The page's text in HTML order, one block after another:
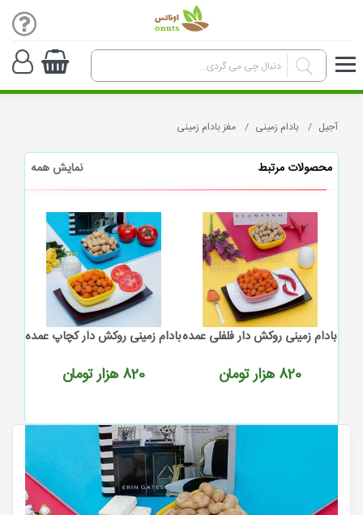
آجیل بادام زمینی مغز بادام زمینی
محصولات مرتبط نمایش همه
بادام زمینی روکش دار فلفلی عمده
820 هزار تومان
بادام زمینی روکش دار کچاپ عمده
820 هزار تومان